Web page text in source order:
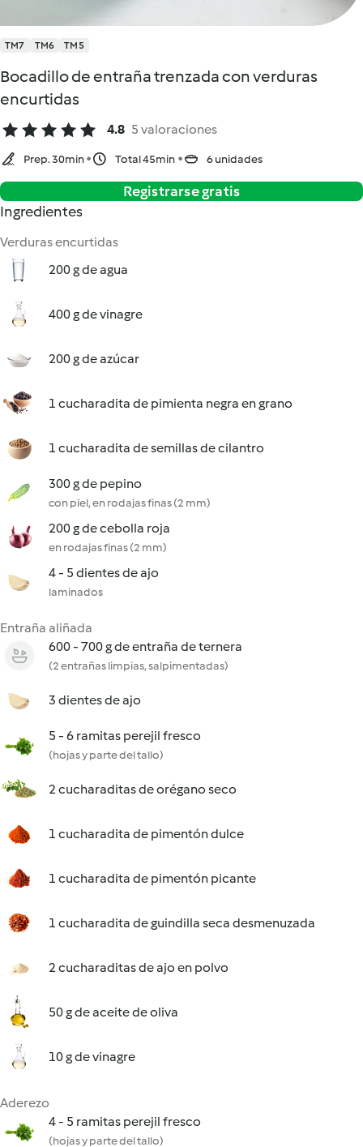
TM7 TM6 TM5
Bocadillo de entraña trenzada con verduras
encurtidas
4.8 5 valoraciones
Prep. 30min Total 45min 6 unidades
Registrarse gratis
Ingredientes
Verduras encurtidas
200 g de agua
400 g de vinagre
200 g de azúcar
1 cucharadita de pimienta negra en grano
1 cucharadita de semillas de cilantro
300 g de pepino
con piel, en rodajas finas (2 mm)
200 g de cebolla roja
en rodajas finas (2 mm)
4 - 5 dientes de ajo
laminados
Entraña aliñada
600 - 700 g de entraña de ternera
(2 entrañas limpias, salpimentadas)
3 dientes de ajo
5 - 6 ramitas perejil fresco
(hojas y parte del tallo)
2 cucharaditas de orégano seco
1 cucharadita de pimentón dulce
1 cucharadita de pimentón picante
1 cucharadita de guindilla seca desmenuzada
2 cucharaditas de ajo en polvo
50 g de aceite de oliva
10 g de vinagre
Aderezo
4 - 5 ramitas perejil fresco
(hojas y parte del tallo)